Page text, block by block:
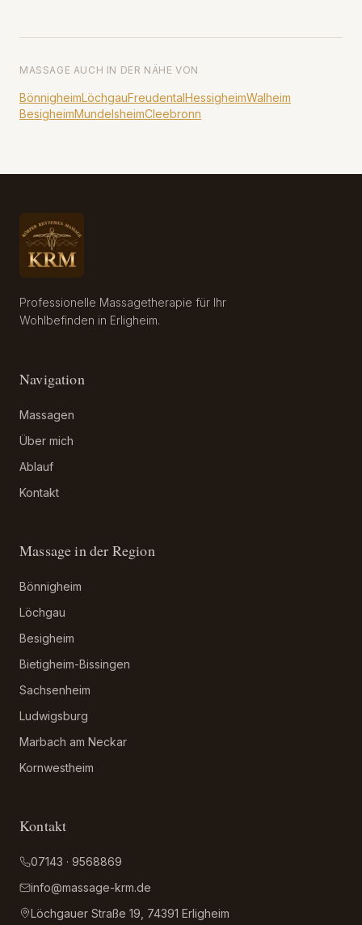
MASSAGE AUCH IN DER NÄHE VON
BönnigheimLöchgauFreudentalHessigheimWalheim
BesigheimMundelsheimCleebronn
Professionelle Massagetherapie für Ihr
Wohlbefinden in Erligheim.
Navigation
Massagen
Über mich
Ablauf
Kontakt
Massage in der Region
Bönnigheim
Löchgau
Besigheim
Bietigheim-Bissingen
Sachsenheim
Ludwigsburg
Marbach am Neckar
Kornwestheim
Kontakt
07143 · 9568869
info@massage-krm.de
Löchgauer Straße 19, 74391 Erligheim